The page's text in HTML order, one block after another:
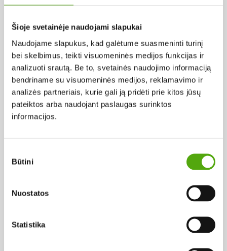
Šioje svetainėje naudojami slapukai
Naudojame slapukus, kad galėtume suasmeninti turinį
bei skelbimus, teikti visuomeninės medijos funkcijas ir
analizuoti srautą. Be to, svetainės naudojimo informaciją
bendriname su visuomeninės medijos, reklamavimo ir
analizės partneriais, kurie gali ją pridėti prie kitos jūsų
pateiktos arba naudojant paslaugas surinktos
informacijos.
pasirinkimas
Būtini
Nuostatos
Statistika
Pagal abėcėlę:
Rezultatų nerasta...